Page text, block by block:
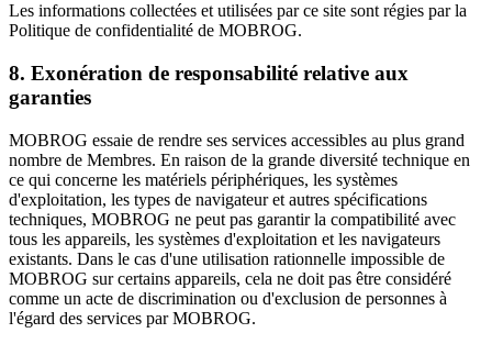
Les informations collectées et utilisées par ce site sont régies par la
Politique de confidentialité de MOBROG.
8. Exonération de responsabilité relative aux
garanties
MOBROG essaie de rendre ses services accessibles au plus grand
nombre de Membres. En raison de la grande diversité technique en
ce qui concerne les matériels périphériques, les systèmes
d'exploitation, les types de navigateur et autres spécifications
techniques, MOBROG ne peut pas garantir la compatibilité avec
tous les appareils, les systèmes d'exploitation et les navigateurs
existants. Dans le cas d'une utilisation rationnelle impossible de
MOBROG sur certains appareils, cela ne doit pas être considéré
comme un acte de discrimination ou d'exclusion de personnes à
l'égard des services par MOBROG.